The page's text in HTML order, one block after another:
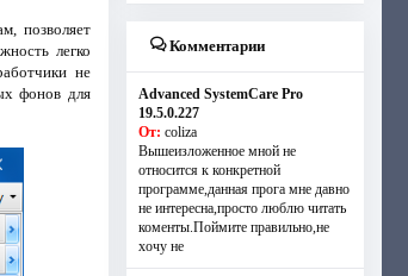
позволяет
легко
не
фонов для
Комментарии
Advanced SystemCare Pro
19.5.0.227
От: coliza
Вышеизложенное мной не
относится к конкретной
программе,данная прога мне давно
не интересна,просто люблю читать
коменты.Поймите правильно,не
хочу не